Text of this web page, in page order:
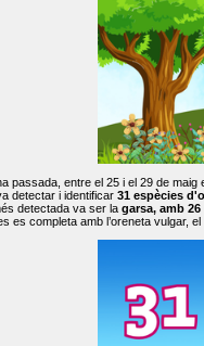
passada, entre el 25 i el 29 de
detectar i identificar 31 espècies
detectada va ser la garsa, amb
es completa amb l’oreneta vulgar,